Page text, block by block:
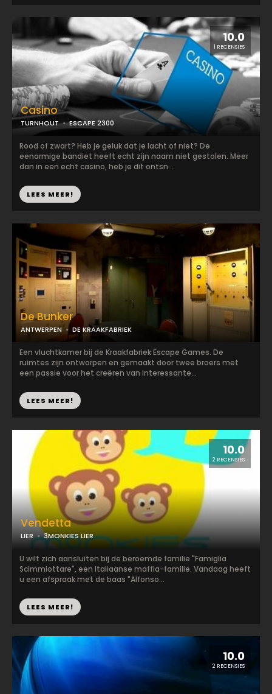
10.0
1 RECENSIES
Casino
TURNHOUT ESCAPE 2300
Rood of zwart? Heb je geluk dat je lacht of niet? De
eenarmige bandiet heeft echt zijn naam niet gestolen. Meer
dan in een echt casino, heb je dit ontsn...
LEES MEER!
De Bunker
ANTWERPEN DE KRAAKFABRIEK
Een vluchtkamer bij de Kraakfabriek Escape Games. De
ruimtes zijn ontworpen en gemaakt door twee broers met
een passie voor het creëren van interessante...
LEES MEER!
10.0
2 RECENSIES
Vendetta
LIER 3MONKIES LIER
U wilt zich aansluiten bij de beroemde familie "Famiglia
Scimmiottare", een Italiaanse maffia-familie. Vandaag heeft
u een afspraak met de baas "Alfonso...
LEES MEER!
10.0
2 RECENSIES